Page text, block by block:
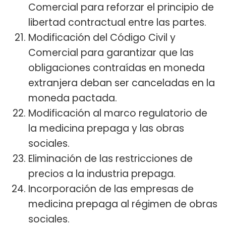
Comercial para reforzar el principio de
libertad contractual entre las partes.
Modificación del Código Civil y
Comercial para garantizar que las
obligaciones contraídas en moneda
extranjera deban ser canceladas en la
moneda pactada.
Modificación al marco regulatorio de
la medicina prepaga y las obras
sociales.
Eliminación de las restricciones de
precios a la industria prepaga.
Incorporación de las empresas de
medicina prepaga al régimen de obras
sociales.